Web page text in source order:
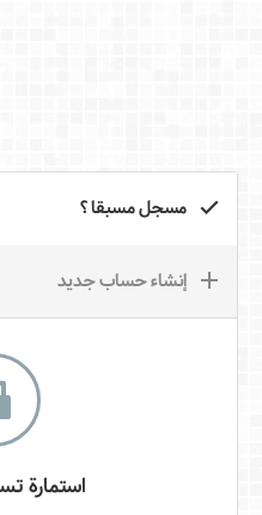
مسجل مسبقا ؟
إنشاء حساب جديد
استمارة